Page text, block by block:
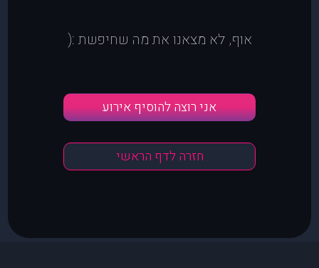
אוף, לא מצאנו את מה שחיפשת :(
אני רוצה להוסיף אירוע
חזרה לדף הראשי